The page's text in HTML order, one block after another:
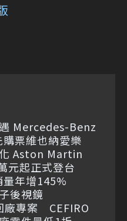
Mercedes-Benz
票維也納愛樂
Aston Martin
元起正式登台
量年增145%
後視鏡
廠專案 CEFIRO